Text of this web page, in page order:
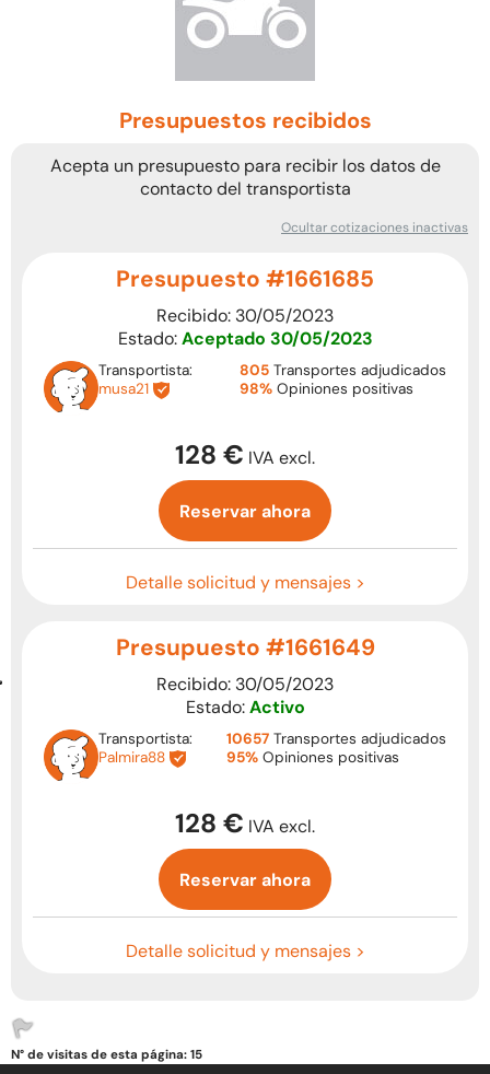
Presupuestos recibidos
Acepta un presupuesto para recibir los datos de
contacto del transportista
Ocultar cotizaciones inactivas
Presupuesto #1661685
Recibido: 30/05/2023
Estado:Aceptado 30/05/2023
Transportista:
musa21
805 Transportes adjudicados
98% Opiniones positivas
128 € IVA excl.
Reservar ahora
Detalle solicitud y mensajes >
Presupuesto #1661649
Recibido: 30/05/2023
Estado:Activo
Transportista:
Palmira88
10657 Transportes adjudicados
95% Opiniones positivas
128 € IVA excl.
Reservar ahora
Detalle solicitud y mensajes >
N° de visitas de esta página: 15